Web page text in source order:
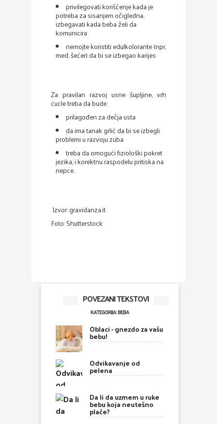
privilegovati korišćenje kada je
potreba za sisanjem očigledna,
izbegavati kada beba želi da
komunicira
nemojte koristiti edulkolorante (npr,
med, šećer) da bi se izbegao karijes
Za pravilan razvoj usne šupljine, vrh
cucle treba da bude:
prilagođen za dečja usta
da ima tanak grlić da bi se izbegli
problemi u razvoju zuba
treba da omogući fiziološki pokret
jezika, i korektnu raspodelu pritiska na
nepce.
Izvor: gravidanza.it
Foto: Shutterstock
POVEZANI TEKSTOVI
KATEGORIJA: BEBA
Oblaci - gnezdo za vašu
bebu!
Odvikavanje od
pelena
Da li da uzmem u ruke
bebu koja neutešno
plače?